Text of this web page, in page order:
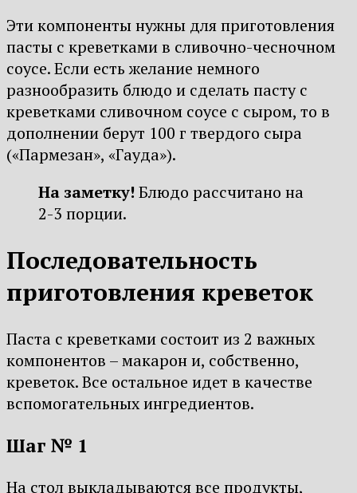
Эти компоненты нужны для приготовления
пасты с креветками в сливочно-чесночном
соусе. Если есть желание немного
разнообразить блюдо и сделать пасту с
креветками сливочном соусе с сыром, то в
дополнении берут 100 г твердого сыра
(«Пармезан», «Гауда»).
На заметку! Блюдо рассчитано на
2-3 порции.
Последовательность
приготовления креветок
Паста с креветками состоит из 2 важных
компонентов – макарон и, собственно,
креветок. Все остальное идет в качестве
вспомогательных ингредиентов.
Шаг № 1
На стол выкладываются все продукты,